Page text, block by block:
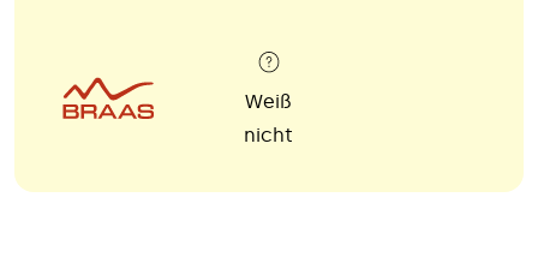
Weiß
nicht